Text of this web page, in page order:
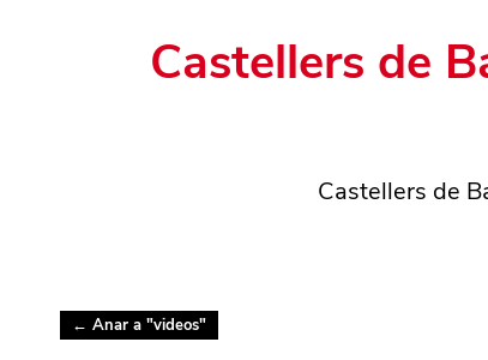
Castellers de
Castellers de
← Anar a "videos"